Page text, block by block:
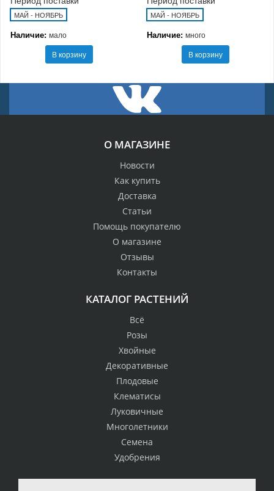
МАЙ - НОЯБРЬ
Наличие: мало
В корзину
МАЙ - НОЯБРЬ
Наличие: много
В корзину
О МАГАЗИНЕ
Новости
Как купить
Доставка
Статьи
Помощь покупателю
О магазине
Отзывы
Контакты
КАТАЛОГ РАСТЕНИЙ
Всё
Розы
Хвойные
Декоративные
Плодовые
Клематисы
Луковичные
Многолетники
Семена
Удобрения